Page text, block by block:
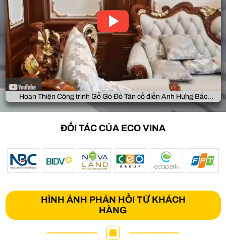
Hoàn Thiện Công trình Gỗ Gõ Đỏ Tân cổ điển Anh Hưng Bắc
Giang
ĐỐI TÁC CỦA ECO VINA
HÌNH ẢNH PHẢN HỒI TỪ KHÁCH
HÀNG